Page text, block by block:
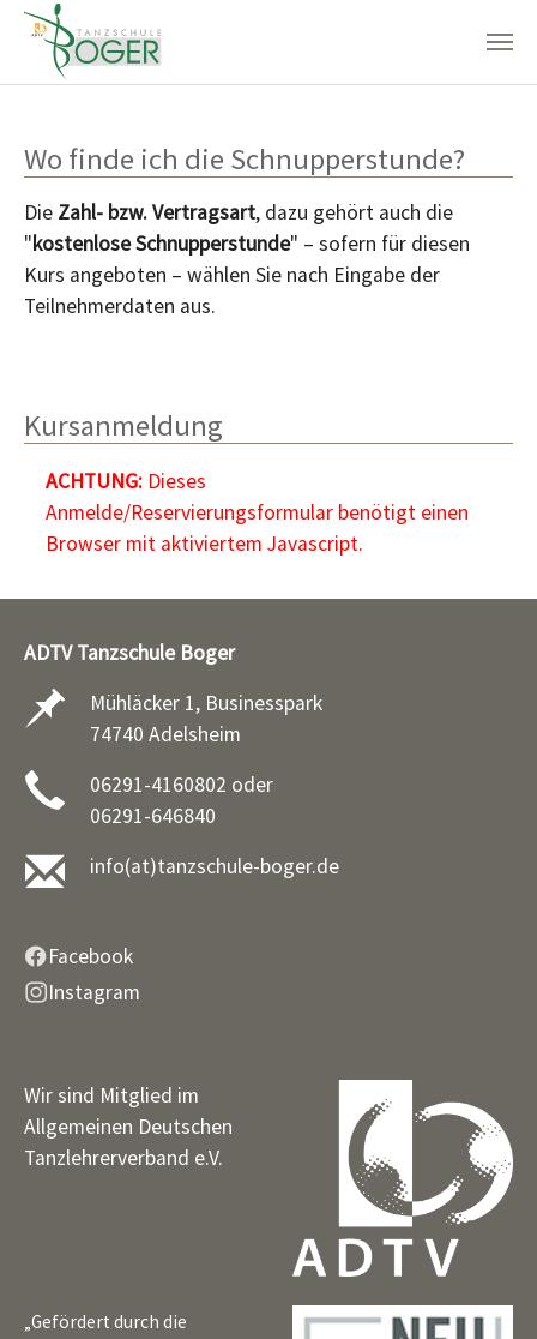
Wo finde ich die Schnupperstunde?
Die Zahl- bzw. Vertragsart, dazu gehört auch die
"kostenlose Schnupperstunde" – sofern für diesen
Kurs angeboten – wählen Sie nach Eingabe der
Teilnehmerdaten aus.
Kursanmeldung
ACHTUNG:Dieses
Anmelde/Reservierungsformular benötigt einen
Browser mit aktiviertem Javascript.
ADTV Tanzschule Boger
Mühläcker 1, Businesspark
74740 Adelsheim
06291-4160802 oder
06291-646840
info(at)tanzschule-boger.de
Facebook
Instagram
Wir sind Mitglied im
Allgemeinen Deutschen
Tanzlehrerverband e.V.
„Gefördert durch die